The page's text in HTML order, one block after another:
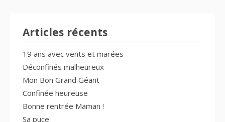
Articles récents
19 ans avec vents et marées
Déconfinés malheureux
Mon Bon Grand Géant
Confinée heureuse
Bonne rentrée Maman !
Sa puce